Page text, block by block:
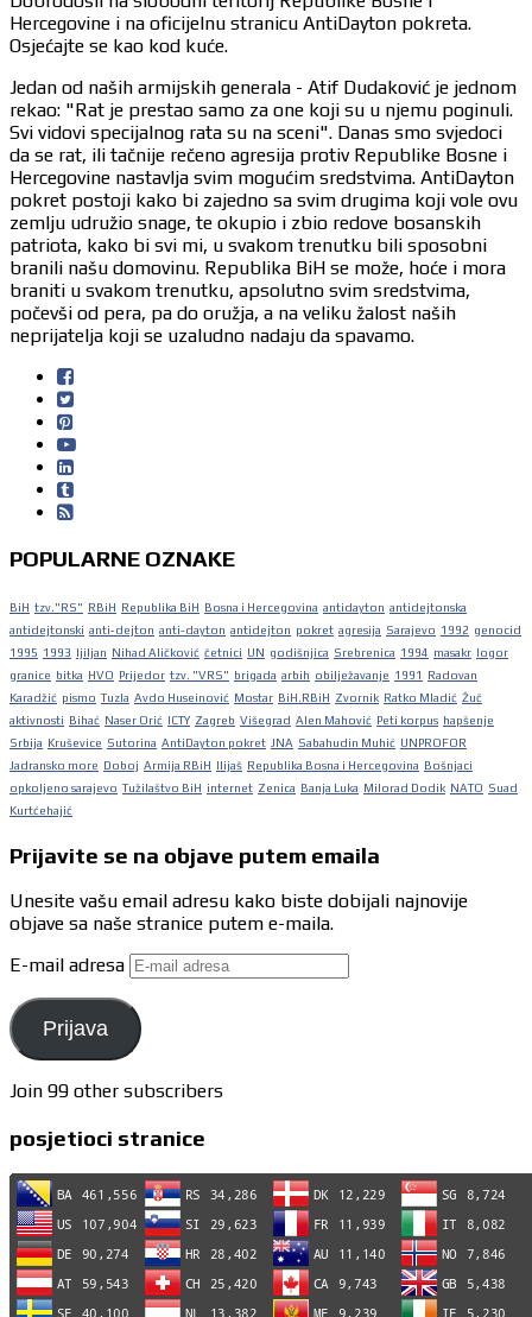
Hercegovine i na oficijelnu stranicu AntiDayton pokreta.
Osjećajte se kao kod kuće.
Jedan od naših armijskih generala - Atif Dudaković je jednom
rekao: "Rat je prestao samo za one koji su u njemu poginuli.
Svi vidovi specijalnog rata su na sceni". Danas smo svjedoci
da se rat, ili tačnije rečeno agresija protiv Republike Bosne i
Hercegovine nastavlja svim mogućim sredstvima. AntiDayton
pokret postoji kako bi zajedno sa svim drugima koji vole ovu
zemlju udružio snage, te okupio i zbio redove bosanskih
patriota, kako bi svi mi, u svakom trenutku bili sposobni
branili našu domovinu. Republika BiH se može, hoće i mora
braniti u svakom trenutku, apsolutno svim sredstvima,
počevši od pera, pa do oružja, a na veliku žalost naših
neprijatelja koji se uzaludno nadaju da spavamo.
POPULARNE OZNAKE
BiH tzv."RS" RBiH Republika BiH Bosna i Hercegovina antidayton antidejtonska
antidejtonski anti-dejton anti-dayton antidejton pokret agresija Sarajevo 1992 genocid
1995 1993 ljiljan Nihad Aličković četnici UN godišnjica Srebrenica 1994 masakr logor
granice bitka HVO Prijedor tzv. "VRS" brigada arbih obilježavanje 1991
Radovan
Karadžić pismo Tuzla Avdo Huseinović Mostar BiH.RBiH Zvornik Ratko Mladić Žuč
aktivnosti Bihać Naser Orić ICTY Zagreb Višegrad Alen Mahović Peti korpus hapšenje
Srbija Kruševice Sutorina AntiDayton pokret JNA Sabahudin Muhić UNPROFOR
Jadransko more Doboj Armija RBiH Ilijaš Republika Bosna i Hercegovina Bošnjaci
opkoljeno sarajevo Tužilaštvo BiH internet Zenica Banja Luka Milorad Dodik NATO Suad
Kurtćehajić
Prijavite se na objave putem emaila
Unesite vašu email adresu kako biste dobijali najnovije
objave sa naše stranice putem e-maila.
E-mail adresa
Prijava
Join 99 other subscribers
posjetioci stranice